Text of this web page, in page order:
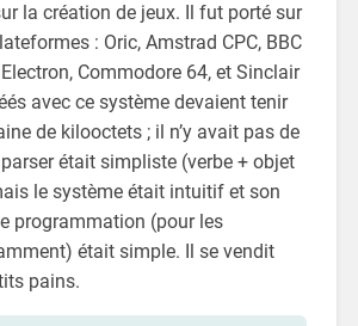
la création de jeux. Il fut porté sur
: Oric, Amstrad CPC, BBC
Commodore 64, et Sinclair
avec ce système devaient tenir
de kilooctets ; il n’y avait pas de
était simpliste (verbe + objet
le système était intuitif et son
programmation (pour les
était simple. Il se vendit
pains.